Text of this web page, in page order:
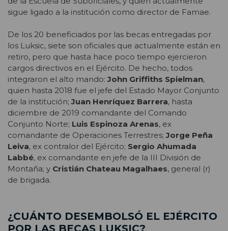
sigue ligado a la institución como director de Famae.
De los 20 beneficiados por las becas entregadas por
los Luksic, siete son oficiales que actualmente están en
retiro, pero que hasta hace poco tiempo ejercieron
cargos directivos en el Ejército. De hecho, todos
integraron el alto mando:John Griffiths Spielman,
quien hasta 2018 fue el jefe del Estado Mayor Conjunto
de la institución;Juan Henríquez Barrera, hasta
diciembre de 2019 comandante del Comando
Conjunto Norte; Luis Espinoza Arenas, ex
comandante de Operaciones Terrestres;Jorge Peña
Leiva, ex contralor del Ejército; Sergio Ahumada
Labbé, ex comandante en jefe de la III División de
Montaña; y Cristián Chateau Magalhaes, general (r)
de brigada.
¿CUÁNTO DESEMBOLSÓ EL EJÉRCITO